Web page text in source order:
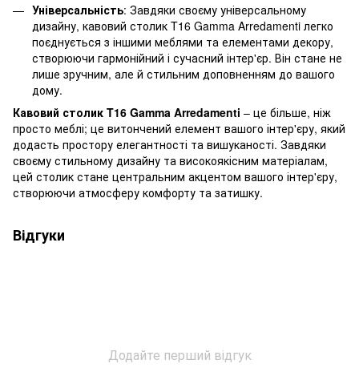
Універсальність: Завдяки своєму універсальному
дизайну, кавовий столик T16 Gamma Arredamenti легко
поєднується з іншими меблями та елементами декору,
створюючи гармонійний і сучасний інтер'єр. Він стане не
лише зручним, але й стильним доповненням до вашого
дому.
Кавовий столик T16 Gamma Arredamenti – це більше, ніж
просто меблі; це витончений елемент вашого інтер'єру, який
додасть простору елегантності та вишуканості. Завдяки
своєму стильному дизайну та високоякісним матеріалам,
цей столик стане центральним акцентом вашого інтер'єру,
створюючи атмосферу комфорту та затишку.
Відгуки
Додайте перший відгук